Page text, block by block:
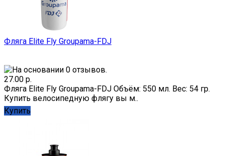
Фляга Elite Fly Groupama-FDJ
27.00 р.
Фляга Elite Fly Groupama-FDJ Объём: 550 мл. Вес: 54 гр.
Купить велосипедную флягу вы м..
Купить